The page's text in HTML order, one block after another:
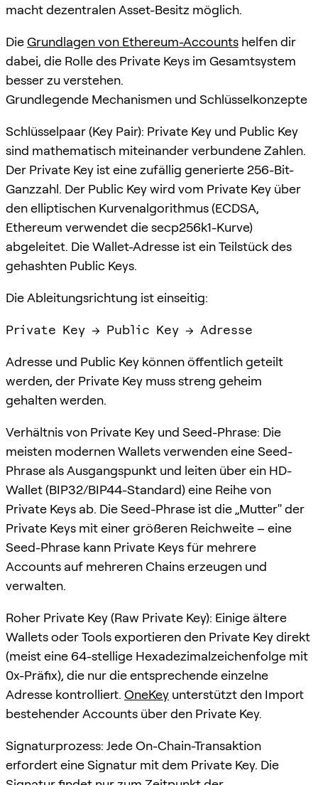
macht dezentralen Asset-Besitz möglich.
DieGrundlagen von Ethereum-Accounts helfen dir
dabei, die Rolle des Private Keys im Gesamtsystem
besser zu verstehen.
Grundlegende Mechanismen und Schlüsselkonzepte
Schlüsselpaar (Key Pair): Private Key und Public Key
sind mathematisch miteinander verbundene Zahlen.
Der Private Key ist eine zufällig generierte 256-Bit-
Ganzzahl. Der Public Key wird vom Private Key über
den elliptischen Kurvenalgorithmus (ECDSA,
Ethereum verwendet die secp256k1-Kurve)
abgeleitet. Die Wallet-Adresse ist ein Teilstück des
gehashten Public Keys.
Die Ableitungsrichtung ist einseitig:
Adresse und Public Key können öffentlich geteilt
werden, der Private Key muss streng geheim
gehalten werden.
Verhältnis von Private Key und Seed-Phrase: Die
meisten modernen Wallets verwenden eine Seed-
Phrase als Ausgangspunkt und leiten über ein HD-
Wallet (BIP32/BIP44-Standard) eine Reihe von
Private Keys ab. Die Seed-Phrase ist die „Mutter" der
Private Keys mit einer größeren Reichweite – eine
Seed-Phrase kann Private Keys für mehrere
Accounts auf mehreren Chains erzeugen und
verwalten.
Roher Private Key (Raw Private Key): Einige ältere
Wallets oder Tools exportieren den Private Key direkt
(meist eine 64-stellige Hexadezimalzeichenfolge mit
0x-Präfix), die nur die entsprechende einzelne
Adresse kontrolliert. OneKey unterstützt den Import
bestehender Accounts über den Private Key.
Signaturprozess: Jede On-Chain-Transaktion
erfordert eine Signatur mit dem Private Key. Die